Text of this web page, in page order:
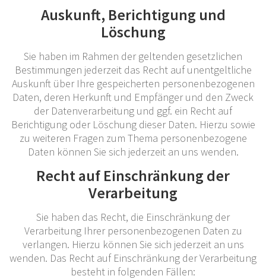
Auskunft, Berichtigung und
Löschung
Sie haben im Rahmen der geltenden gesetzlichen
Bestimmungen jederzeit das Recht auf unentgeltliche
Auskunft über Ihre gespeicherten personenbezogenen
Daten, deren Herkunft und Empfänger und den Zweck
der Datenverarbeitung und ggf. ein Recht auf
Berichtigung oder Löschung dieser Daten. Hierzu sowie
zu weiteren Fragen zum Thema personenbezogene
Daten können Sie sich jederzeit an uns wenden.
Recht auf Einschränkung der
Verarbeitung
Sie haben das Recht, die Einschränkung der
Verarbeitung Ihrer personenbezogenen Daten zu
verlangen. Hierzu können Sie sich jederzeit an uns
wenden. Das Recht auf Einschränkung der Verarbeitung
besteht in folgenden Fällen: